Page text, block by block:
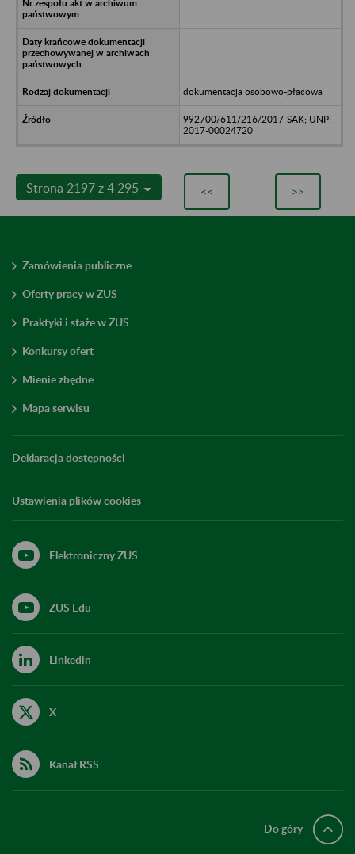
dokumentacja osobowo-płacowa
992700/611/216/2017-SAK; UNP:
2017-00024720
Strona 2197 z 4 295 << >>
Zamówienia publiczne
Oferty pracy w ZUS
Praktyki i staże w ZUS
Konkursy ofert
Mienie zbędne
Mapa serwisu
Deklaracja dostępności
Ustawienia plików cookies
Elektroniczny ZUS
ZUS Edu
Linkedin
X
Kanał RSS
Do góry